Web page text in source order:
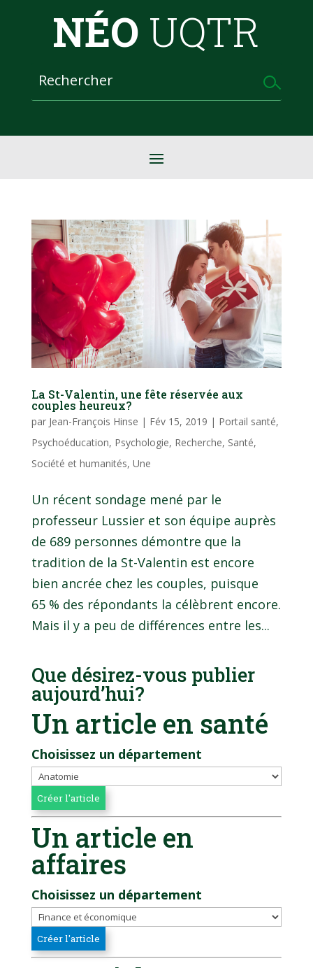
NÉO UQTR
La St-Valentin, une fête réservée aux
couples heureux?
par Jean-François Hinse | Fév 15, 2019 | Portail santé,
Psychoéducation, Psychologie, Recherche, Santé,
Société et humanités, Une
Un récent sondage mené par le
professeur Lussier et son équipe auprès
de 689 personnes démontre que la
tradition de la St-Valentin est encore
bien ancrée chez les couples, puisque
65 % des répondants la célèbrent encore.
Mais il y a peu de différences entre les...
Que désirez-vous publier
aujourd’hui?
Un article en santé
Choisissez un département
Un article en
affaires
Choisissez un département